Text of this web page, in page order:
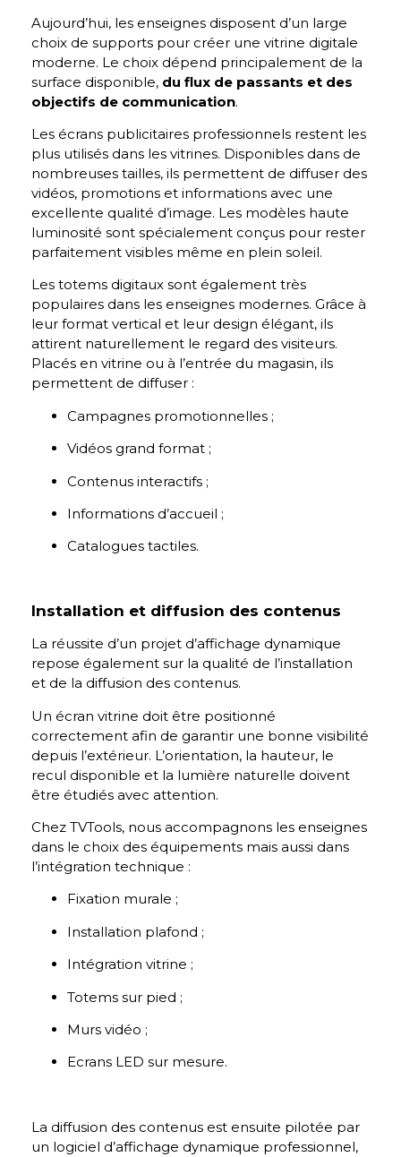
Aujourd’hui, les enseignes disposent d’un large
choix de supports pour créer une vitrine digitale
moderne. Le choix dépend principalement de la
surface disponible, du flux de passants et des
objectifs de communication.
Les écrans publicitaires professionnels restent les
plus utilisés dans les vitrines. Disponibles dans de
nombreuses tailles, ils permettent de diffuser des
vidéos, promotions et informations avec une
excellente qualité d’image. Les modèles haute
luminosité sont spécialement conçus pour rester
parfaitement visibles même en plein soleil.
Les totems digitaux sont également très
populaires dans les enseignes modernes. Grâce à
leur format vertical et leur design élégant, ils
attirent naturellement le regard des visiteurs.
Placés en vitrine ou à l’entrée du magasin, ils
permettent de diffuser :
Campagnes promotionnelles ;
Vidéos grand format ;
Contenus interactifs ;
Informations d’accueil ;
Catalogues tactiles.
Installation et diffusion des contenus
La réussite d’un projet d’affichage dynamique
repose également sur la qualité de l’installation
et de la diffusion des contenus.
Un écran vitrine doit être positionné
correctement afin de garantir une bonne visibilité
depuis l’extérieur. L’orientation, la hauteur, le
recul disponible et la lumière naturelle doivent
être étudiés avec attention.
Chez TVTools, nous accompagnons les enseignes
dans le choix des équipements mais aussi dans
l’intégration technique :
Fixation murale ;
Installation plafond ;
Intégration vitrine ;
Totems sur pied ;
Murs vidéo ;
Ecrans LED sur mesure.
La diffusion des contenus est ensuite pilotée par
un logiciel d’affichage dynamique professionnel,